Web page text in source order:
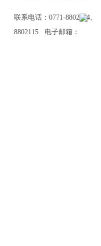
联系电话：0771-8802114、
8802115 电子邮箱：